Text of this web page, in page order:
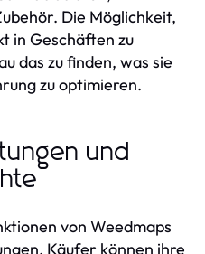
Die Möglichkeit,
in Geschäften zu
das zu finden, was sie
zu optimieren.
und
von Weedmaps
Käufer können ihre